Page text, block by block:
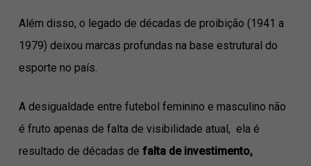
Além disso, o legado de décadas de proibição (1941 a
1979) deixou marcas profundas na base estrutural do
esporte no país.
A desigualdade entre futebol feminino e masculino não
é fruto apenas de falta de visibilidade atual, ela é
resultado de décadas de falta de investimento,